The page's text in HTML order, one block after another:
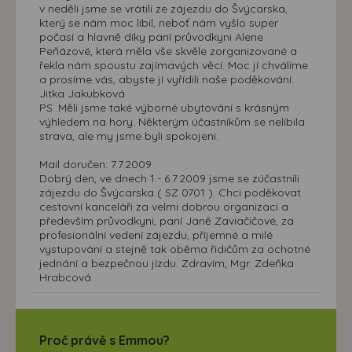
v neděli jsme se vrátili ze zájezdu do Švýcarska,
který se nám moc líbil, neboť nám vyšlo super
počasí a hlavně díky paní průvodkyni Alene
Peňázové, která měla vše skvěle zorganizované a
řekla nám spoustu zajímavých věcí. Moc jí chválíme
a prosíme vás, abyste jí vyřídili naše poděkování.
Jitka Jakubková
PS. Měli jsme také výborné ubytování s krásným
výhledem na hory. Některým účastníkům se nelíbila
strava, ale my jsme byli spokojeni.
Mail doručen: 7.7.2009
Dobrý den, ve dnech 1.- 6.7.2009 jsme se zúčastnili
zájezdu do Švýcarska ( SZ 0701 ). Chci poděkovat
cestovní kanceláři za velmi dobrou organizaci a
především průvodkyni, paní Janě Zaviačičové, za
profesionální vedení zájezdu, příjemné a milé
vystupování a stejně tak oběma řidičům za ochotné
jednání a bezpečnou jízdu. Zdravím, Mgr. Zdeňka
Hrabcová
Proč právě s Emmou?